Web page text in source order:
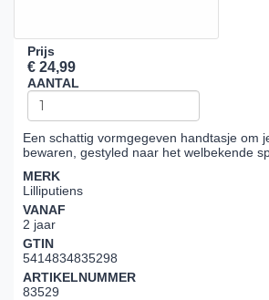
Prijs
€ 24,99
AANTAL
Een schattig vormgegeven handtasje om
bewaren, gestyled naar het welbekende
MERK
Lilliputiens
VANAF
2 jaar
GTIN
5414834835298
ARTIKELNUMMER
83529